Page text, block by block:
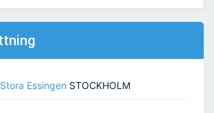
Stora Essingen STOCKHOLM